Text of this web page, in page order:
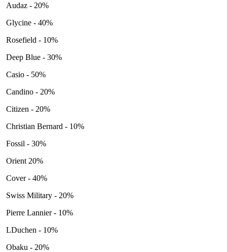
Audaz - 20%
Glycine - 40%
Rosefield - 10%
Deep Blue - 30%
Casio - 50%
Candino - 20%
Citizen - 20%
Christian Bernard - 10%
Fossil - 30%
Orient 20%
Cover - 40%
Swiss Military - 20%
Pierre Lannier - 10%
LDuchen - 10%
Obaku - 20%